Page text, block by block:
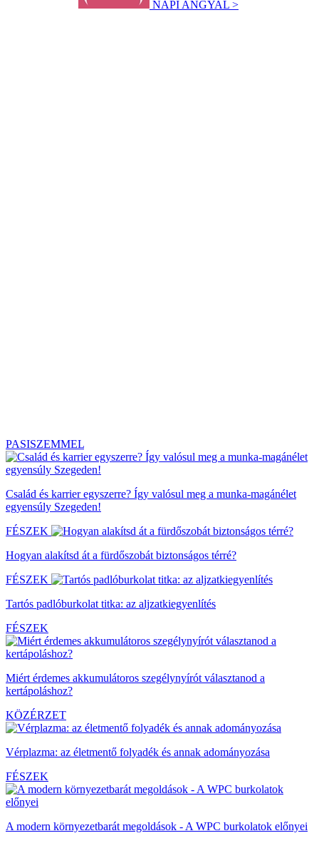
NAPI ANGYAL >
PASISZEMMEL
Család és karrier egyszerre? Így valósul meg a munka-magánélet
egyensúly Szegeden!
FÉSZEK
Hogyan alakítsd át a fürdőszobát biztonságos térré?
FÉSZEK
Tartós padlóburkolat titka: az aljzatkiegyenlítés
FÉSZEK
Miért érdemes akkumulátoros szegélynyírót választanod a
kertápoláshoz?
KÖZÉRZET
Vérplazma: az életmentő folyadék és annak adományozása
FÉSZEK
A modern környezetbarát megoldások - A WPC burkolatok előnyei